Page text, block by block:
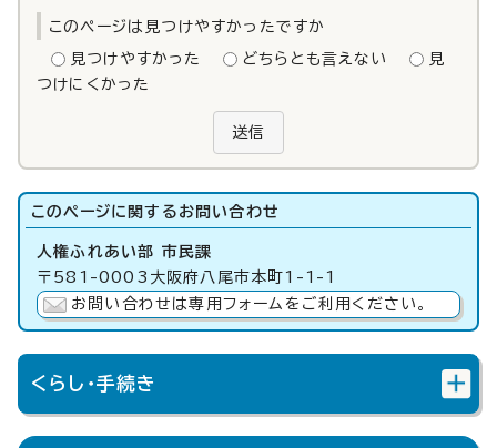
このページは見つけやすかったですか
見つけやすかった どちらとも言えない
見
つけにくかった
送信
このページに関する お問い合わせ
人権ふれあい部 市民課
〒581-0003大阪府八尾市本町1-1-1
お問い合わせは専用フォームをご利用ください。
くらし・手続き